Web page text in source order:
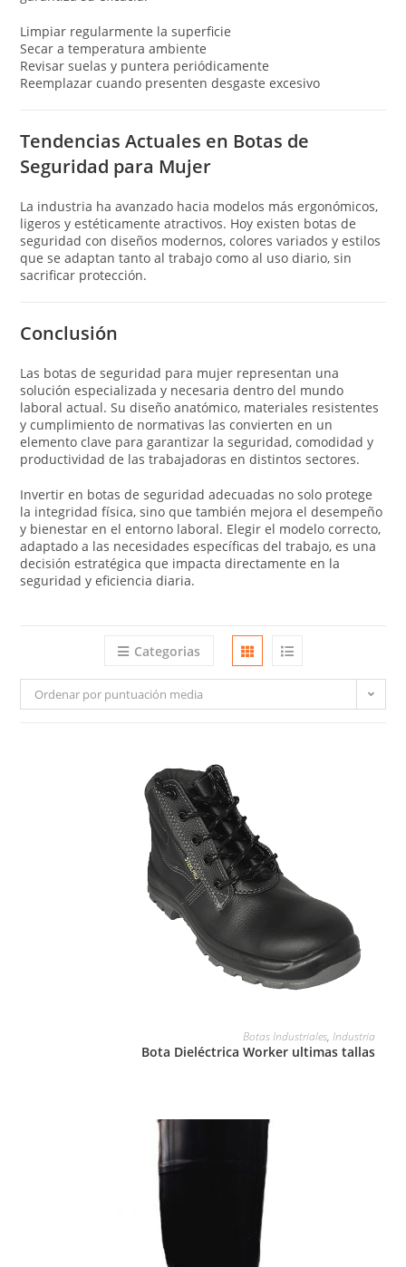
Limpiar regularmente la superficie
Secar a temperatura ambiente
Revisar suelas y puntera periódicamente
Reemplazar cuando presenten desgaste excesivo
Tendencias Actuales en Botas de
Seguridad para Mujer
La industria ha avanzado hacia modelos más ergonómicos,
ligeros y estéticamente atractivos. Hoy existen botas de
seguridad con diseños modernos, colores variados y estilos
que se adaptan tanto al trabajo como al uso diario, sin
sacrificar protección.
Conclusión
Las botas de seguridad para mujer representan una
solución especializada y necesaria dentro del mundo
laboral actual. Su diseño anatómico, materiales resistentes
y cumplimiento de normativas las convierten en un
elemento clave para garantizar la seguridad, comodidad y
productividad de las trabajadoras en distintos sectores.
Invertir en botas de seguridad adecuadas no solo protege
la integridad física, sino que también mejora el desempeño
y bienestar en el entorno laboral. Elegir el modelo correcto,
adaptado a las necesidades específicas del trabajo, es una
decisión estratégica que impacta directamente en la
seguridad y eficiencia diaria.
Categorias
Ordenar por puntuación media
Botas Industriales,Industria
Bota Dieléctrica Worker ultimas tallas